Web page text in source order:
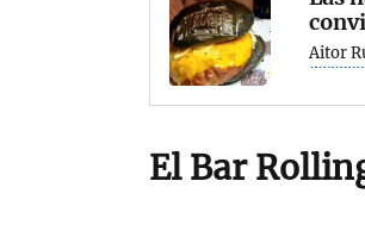
Aitor
El Bar